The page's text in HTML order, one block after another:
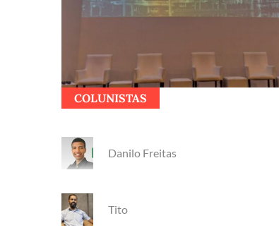
COLUNISTAS
Danilo Freitas
Tito